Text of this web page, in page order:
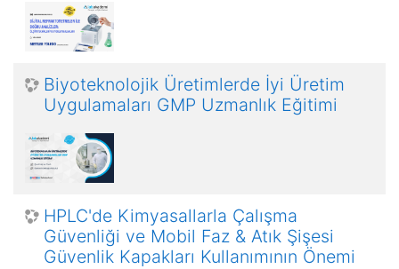
Biyoteknolojik Üretimlerde İyi Üretim
Uygulamaları GMP Uzmanlık Eğitimi
HPLC'de Kimyasallarla Çalışma
Güvenliği ve Mobil Faz & Atık Şişesi
Güvenlik Kapakları Kullanımının Önemi